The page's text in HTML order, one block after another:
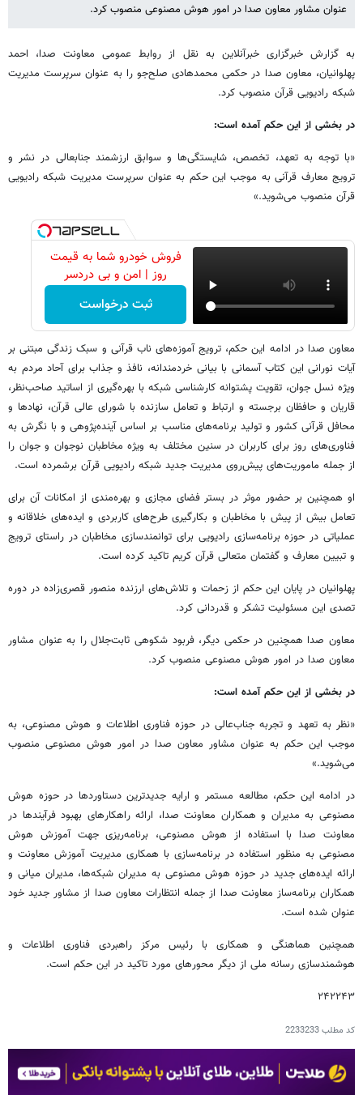
عنوان مشاور معاون صدا در امور هوش مصنوعی منصوب کرد.
به گزارش خبرگزاری خبرآنلاین به نقل از روابط عمومی معاونت صدا، احمد
پهلوانیان، معاون صدا در حکمی محمدهادی صلح‌جو را به عنوان سرپرست مدیریت
شبکه رادیویی قرآن منصوب کرد.
در بخشی از این حکم آمده است:
«با توجه به تعهد، تخصص، شایستگی‌ها و سوابق ارزشمند جنابعالی در نشر و
ترویج معارف قرآنی به موجب این حکم به عنوان سرپرست مدیریت شبکه رادیویی
قرآن منصوب می‌شوید.»
فروش خودرو شما به قیمت
روز | امن و بی دردسر
ثبت درخواست
معاون صدا در ادامه این حکم، ترویج آموزه‌های ناب قرآنی و سبک زندگی مبتنی بر
آیات نورانی‌ این کتاب آسمانی با بیانی خردمندانه، نافذ و جذاب برای آحاد مردم به
ویژه نسل جوان، تقویت پشتوانه کارشناسی شبکه با بهره‌گیری از اساتید صاحب‌نظر،
قاریان و حافظان برجسته و ارتباط و تعامل سازنده با شورای عالی قرآن، نهادها و
محافل قرآنی کشور و تولید برنامه‌های مناسب بر اساس آینده‌پژوهی و با نگرش به
فناوری‌های روز برای کاربران در سنین مختلف به ویژه مخاطبان نوجوان و جوان را
از جمله ماموریت‌های پیش‌روی مدیریت جدید شبکه رادیویی قرآن برشمرده است.
او همچنین بر حضور موثر در بستر فضای مجازی و بهره‌مندی از امکانات آن برای
تعامل بیش از پیش با مخاطبان و بکارگیری طرح‌های کاربردی و ایده‌های خلاقانه و
عملیاتی در حوزه برنامه‌سازی رادیویی برای توانمندسازی مخاطبان در راستای ترویج
و تبیین معارف و گفتمان متعالی قرآن کریم تاکید کرده است.
پهلوانیان در پایان این حکم از زحمات و تلاش‌های ارزنده منصور قصری‌زاده در دوره
تصدی این مسئولیت تشکر و قدردانی کرد.
معاون صدا همچنین در حکمی دیگر، فربود شکوهی ثابت‌جلال را به عنوان مشاور
معاون صدا در امور هوش مصنوعی منصوب کرد.
در بخشی از این حکم آمده است:
«نظر به تعهد و تجربه جناب‌عالی در حوزه فناوری اطلاعات و هوش مصنوعی، به
موجب این حکم به عنوان مشاور معاون صدا در امور هوش مصنوعی منصوب
می‌شوید.»
در ادامه این حکم، مطالعه مستمر و ارایه جدیدترین دستاوردها در حوزه هوش
مصنوعی به مدیران و همکاران معاونت صدا، ارائه راهکارهای بهبود فرآیندها در
معاونت صدا با استفاده از هوش مصنوعی، برنامه‌ریزی جهت آموزش هوش
مصنوعی به منظور استفاده در برنامه‌سازی با همکاری مدیریت آموزش معاونت و
ارائه ایده‌های جدید در حوزه هوش مصنوعی به مدیران شبکه‌ها، مدیران میانی و
همکاران برنامه‌ساز معاونت صدا از جمله انتظارات معاون صدا از مشاور جدید خود
عنوان شده است.
همچنین هماهنگی و همکاری با رئیس مرکز راهبردی فناوری اطلاعات و
هوشمندسازی رسانه ملی از دیگر محورهای مورد تاکید در این حکم است.
۲۴۲۲۴۳
کد مطلب2233233